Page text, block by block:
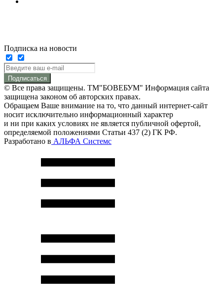
Подписка на новости
Подписаться
© Все права защищены. ТМ"БОВЕБУМ" Информация сайта
защищена законом об авторских правах.
Обращаем Ваше внимание на то, что данный интернет-сайт
носит исключительно информационный характер
и ни при каких условиях не является публичной офертой,
определяемой положениями Статьи 437 (2) ГК РФ.
Разработано в АЛЬФА Системс